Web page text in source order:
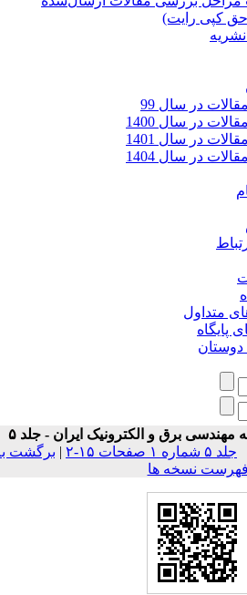
کپی رایت)
در سال 99
در سال 1400
در سال 1401
در سال 1404
دوره ۵، شماره ۱ - ( مجله مهندسی برق و الکترونیک ایران - جلد ۵
جلد ۵ شماره ۱ صفحات ۱۵-۲ |برگشت به
نسخه ها